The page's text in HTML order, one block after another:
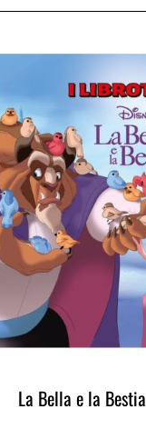
La Bella e la Bestia